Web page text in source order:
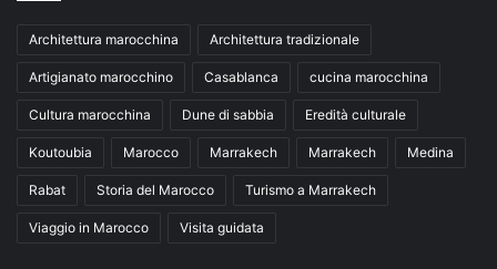
Architettura marocchina Architettura tradizionale
Artigianato marocchino Casablanca cucina marocchina
Cultura marocchina Dune di sabbia Eredità culturale
Koutoubia Marocco Marrakech Marrakech Medina
Rabat Storia del Marocco Turismo a Marrakech
Viaggio in Marocco Visita guidata